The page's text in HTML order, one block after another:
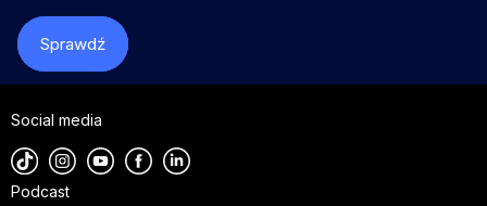
Sprawdź
Social media
Podcast